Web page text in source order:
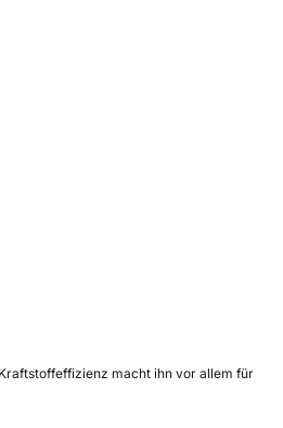
macht ihn vor allem für